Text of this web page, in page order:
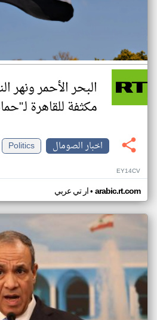
البحر الأحمر ونهر
مكثفة للقاهرة
اخبار الصومال
Politics
EY14CV
ار تي عربي• arabic.rt.com